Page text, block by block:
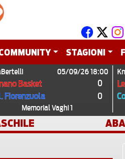
STAGIONI
05/09/26 18:00
Basket
0
Fiorenzuola
0
Memorial Vaghi 1